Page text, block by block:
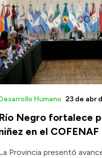
Río Negro fortalece
en el COFENAF
Humano 23 de abr
Provincia presentó